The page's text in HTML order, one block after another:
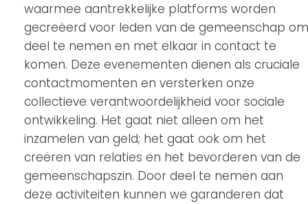
waarmee aantrekkelijke platforms worden
gecreëerd voor leden van de gemeenschap om
deel te nemen en met elkaar in contact te
komen. Deze evenementen dienen als cruciale
contactmomenten en versterken onze
collectieve verantwoordelijkheid voor sociale
ontwikkeling. Het gaat niet alleen om het
inzamelen van geld; het gaat ook om het
creëren van relaties en het bevorderen van de
gemeenschapszin. Door deel te nemen aan
deze activiteiten kunnen we garanderen dat